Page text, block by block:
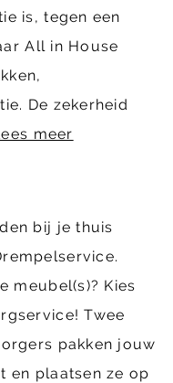
is, tegen een
All in House
De zekerheid
meer
bij je thuis
meubel(s)? Kies
Twee
pakken jouw
en plaatsen ze op